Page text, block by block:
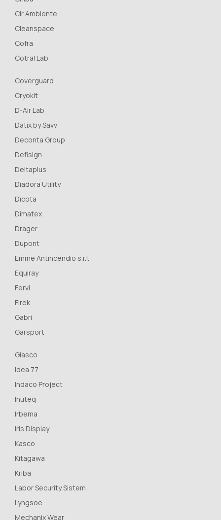
Cir Ambiente
Cleanspace
Cofra
Cotral Lab
Coverguard
Cryokit
D-Air Lab
Datix by Savv
Deconta Group
Defisign
Deltaplus
Diadora Utility
Dicota
Dimatex
Drager
Dupont
Emme Antincendio s.r.l.
Equiray
Fervi
Firek
Gabri
Garsport
Giasco
Idea 77
Indaco Project
Inuteq
Irbema
Iris Display
Kasco
Kitagawa
Kriba
Labor Security Sistem
Lyngsoe
Mechanix Wear